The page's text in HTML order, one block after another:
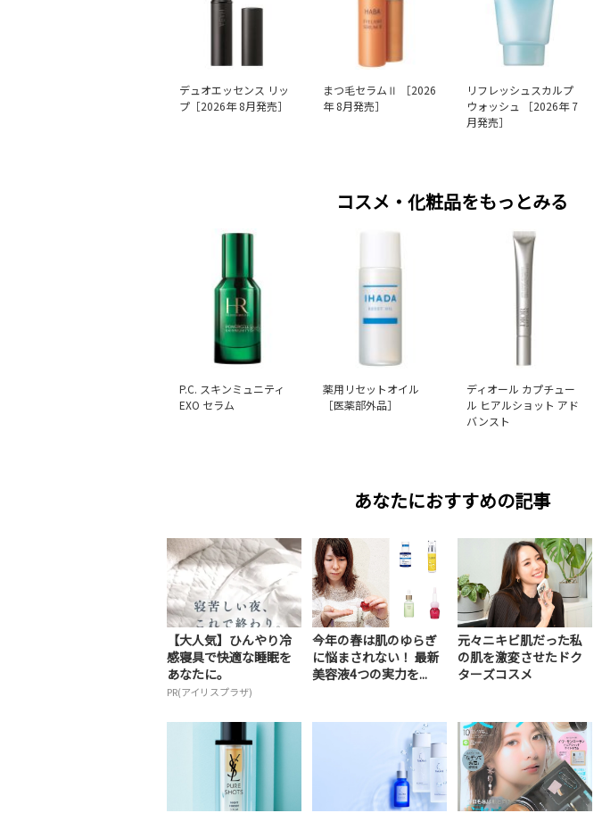
デュオエッセンス リッ
プ［2026年 8月発売］
まつ毛セラムⅡ ［2026
年 8月発売］
リフレッシュスカルプ
ウォッシュ ［2026年 7
月発売］
コスメ・化粧品をもっとみる
P.C. スキンミュニティ
EXO セラム
薬用リセットオイル
［医薬部外品］
ディオール カプチュー
ル ヒアルショット アド
バンスト
あなたにおすすめの記事
【大人気】ひんやり冷
感寝具で快適な睡眠を
あなたに。
PR(アイリスプラザ)
今年の春は肌のゆらぎ
に悩まされない！ 最新
美容液4つの実力を...
元々ニキビ肌だった私
の肌を激変させたドク
ターズコスメ